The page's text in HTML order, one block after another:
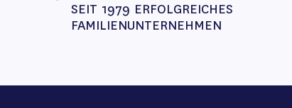
SEIT 1979 ERFOLGREICHES
FAMILIENUNTERNEHMEN